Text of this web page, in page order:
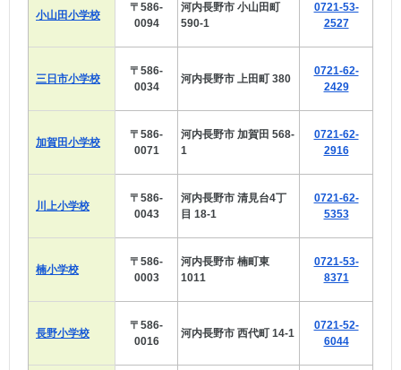
小山田小学校
〒586-
0094
河内長野市 小山田町
590-1
0721-53-
2527
三日市小学校
〒586-
0034
河内長野市 上田町 380
0721-62-
2429
加賀田小学校
〒586-
0071
河内長野市 加賀田 568-
1
0721-62-
2916
川上小学校
〒586-
0043
河内長野市 清見台4丁
目 18-1
0721-62-
5353
楠小学校
〒586-
0003
河内長野市 楠町東
1011
0721-53-
8371
長野小学校
〒586-
0016
河内長野市 西代町 14-1
0721-52-
6044